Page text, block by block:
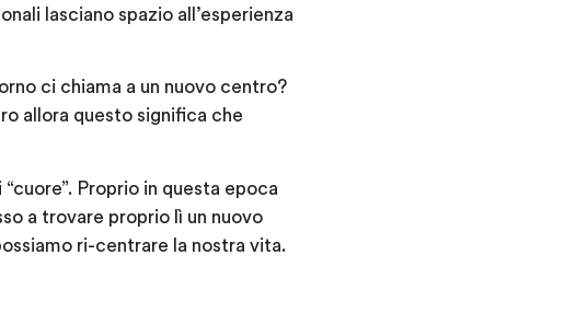
lasciano spazio all’esperienza
ci chiama a un nuovo centro?
allora questo significa che
Proprio in questa epoca
a trovare proprio lì un nuovo
ri-centrare la nostra vita.